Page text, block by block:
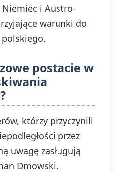
i Austro-
warunki do
postacie w
którzy przyczynili
przez
uwagę zasługują
Dmowski.